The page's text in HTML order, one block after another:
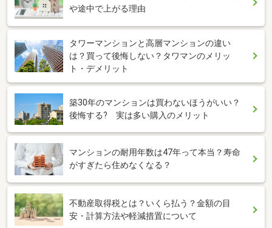
や途中で上がる理由
タワーマンションと高層マンションの違い
は？買って後悔しない？タワマンのメリッ
ト・デメリット
築30年のマンションは買わないほうがいい？
後悔する? 実は多い購入のメリット
マンションの耐用年数は47年って本当？寿命
がすぎたら住めなくなる？
不動産取得税とは？いくら払う？金額の目
安・計算方法や軽減措置について